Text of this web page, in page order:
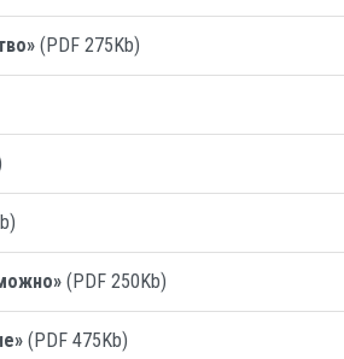
(PDF 275Kb)
(PDF 250Kb)
(PDF 475Kb)